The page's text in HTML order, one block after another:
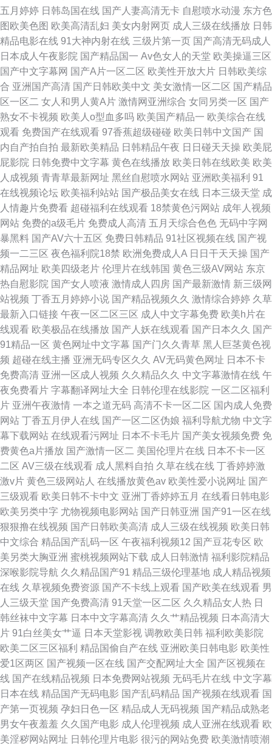
五月婷婷 日韩岛国在线 国产人妻高清无卡 自慰喷水动漫 东方色
图欧美色图 欧美高清乱妇 美女内射网页 成人三级在线播放 日韩
精品电影在线 91大神内射在线 三级片第一页 国产高清无码成人
日本成人午夜影院 国产精品国一 Av色女人的天堂 欧美操逼三区
国产中文字幕网 国产A片一区二区 欧美性开放大片 日韩欧美综
合 亚洲国产高清 国产日韩欧美中文 美女激情一区二区 国产精品
区一区二 女人和男人黄A片 激情网亚洲综合 女同另类一区 国产
熟女不卡视频 欧美人o型血多吗 欧美国产精品一 欧美综合在线
观看 免费国产在线观看 97香蕉超级碰碰 欧美日韩中文国产 国
内自产拍自拍 最新欧美精品 日韩精品午夜 日日碰天天操 欧美屁
屁影院 日韩免费中文字幕 黄色在线播放 欧美日韩在线欧美 欧美
人成视频 青青草最新网址 黑丝自慰喷水网站 亚洲欧美福利 91
在线视频论坛 欧美福利站站 国产极品美女在线 日本三级天堂 成
人情趣片免费看 超碰福利在线观看 18禁黄色污网站 成年人视频
网站 免费的a级毛片 免费成人高清 五月天综合色色 无码中字网
暴黑料 国产AV六十五区 免费日韩精品 91社区视频在线 国产视
频一二三区 夜色福利院18禁 欧洲免费成人A 日日干天天操 国产
精品网址 欧美四级老片 伦理片在线韩国 黄色三级AV网站 东京
热自慰影院 国产女人喷液 激情成人四房 国产最新激情 新三级网
站视频 丁香五月婷婷小说 国产精品视频久久 激情综合婷婷 久草
最新入口链接 午夜一区二区三区 成人中文字幕免费 欧美h片在
线观看 欧美极品在线播放 国产人妖在线观看 国产日本久久 国产
91精品一区 黄色网址中文字幕 国产门久久青草 黑人巨茎黄色视
频 超碰在线主播 亚洲无码专区久久 AV无码黄色网址 日本不卡
免费高清 亚洲一区成人视频 久久精品久久 中文字幕激情在线 午
夜免费看片 字幕翻译网址大全 日韩伦理在线影院 一区二区福利
片 亚洲午夜激情 一本之道无码 高清不卡一区二区 国内成人免费
网站 丁香五月伊人在线 国产一区二区伪娘 福利导航尤物 中文字
幕下载网站 在线观看污网址 日本不卡毛片 国产美女视频免费 免
费黄色a片播放 国产激情一区二 美国伦理片在线 日本不卡一区
二区 AV三级在线观看 成人黑料自拍 久草在线在线 丁香婷婷激
激v片 黄色三级网站人 在线播放黄色av 欧美性爱小说网址 国产
三级观看 欧美日韩不卡中文 亚洲丁香婷婷五月 在线看日韩电影
欧美另类中字 尤物视频电影网站 国产日韩亚洲 国产91一区在线
狠狠撸在线视频 国产日韩欧美高清 成人三级在线视频 欧美日韩
中文综合 精品国产乱码一区 午夜福利视频12 国产豆花专区 欧
美另类大胸亚洲 蜜桃视频网站下载 成人日韩激情 福利影院精品
深喉影院导航 久久精品国产91 精品三级伦理基地 成人精品视频
在线 久草视频免费资源 国产不卡线上观看 国产欧美在线观看 男
人三级天堂 国产免费高清 91天堂一区二区 久久精品女人热 日
韩丝袜中文字幕 日本中文字幕高清 久久艹精品视频 日本高清大
片 91白丝美女艹逼 日本天堂影视 调教欧美日韩 福利欧美影院
欧美二区三区福利 精品国偷自产在线 亚洲欧美日韩电影 欧美性
爱1区两区 国产视频一区在线 国产交配网址大全 国产区视频在
线 国产在线精品视频 日本免费网站视频 无码毛片在线 中文字幕
日本在线 精品国产无码电影 国产乱码精品 国产视频在线观看 国
产第一页视频 孕妇日色一区 精品成人无码视频 国产精品成熟老
男女午夜羞羞 久久国产电影 成人伦理视频 成人亚洲在线观看 欧
美淫秽网站网址 日韩伦理片电影 很污的网站免费 欧美激情喷潮